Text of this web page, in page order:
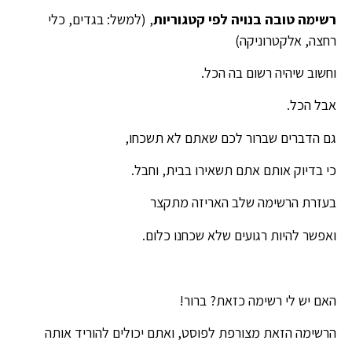
רשימה טובה בנויה לפי קטגוריות, (למשל: בגדים, כלי
רחצה, אלקטרוניקה)
וחשוב שיהיה רשום בה הכל.
אבל הכל.
גם הדברים שברור לכם שאתם לא תשכחו,
כי בדיוק אותם אתם תשאירו בבית, וחבל.
בעזרת הרשימה שלב האריזה מתקצר
ואפשר להיות רגועים שלא שכחנו כלום.
האם יש לי רשימה כזאת? ברור!
הרשימה הזאת מצורפת לפוסט, ואתם יכולים להוריד אותה